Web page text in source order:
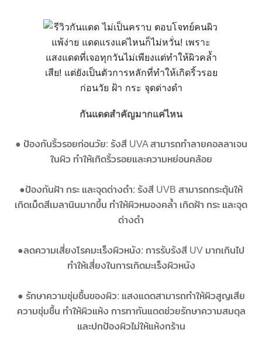
กันแดดสำคัญมากแค่ไหน
● ป้องกันริ้วรอยก่อนวัย: รังสี UVA สามารถทำลายคอลลาเจน
ในผิว ทำให้เกิดริ้วรอยและความหย่อนคล้อย
●ป้องกันฝ้า กระ และจุดด่างดำ: รังสี UVB สามารถกระตุ้นให้
เกิดเม็ดสีเมลานินมากขึ้น ทำให้ผิวหมองคล้ำ เกิดฝ้า กระ และจุด
ด่างดำ
●ลดความเสี่ยงโรคมะเร็งผิวหนัง: การรับรังสี UV มากเกินไป
ทำให้เสี่ยงในการเกิดมะเร็งผิวหนัง
● รักษาความชุ่มชื้นของผิว: แสงแดดสามารถทำให้ผิวสูญเสีย
ความชุ่มชื้น ทำให้ผิวแห้ง การทากันแดดช่วยรักษาความสมดุล
และปกป้องผิวไม่ให้แห้งกร้าน